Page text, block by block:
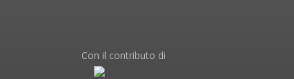
Con il contributo di